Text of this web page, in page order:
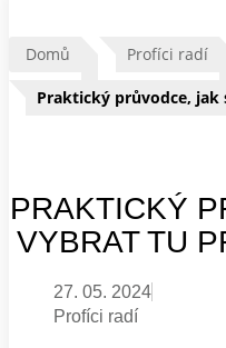
Domů Profíci radí
Praktický průvodce,
PRAKTICKÝ
VYBRAT TU
27. 05. 2024
Profíci radí